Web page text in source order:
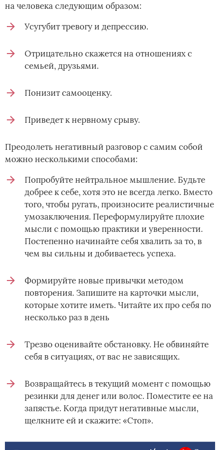
на человека следующим образом:
Усугубит тревогу и депрессию.
Отрицательно скажется на отношениях с
семьей, друзьями.
Понизит самооценку.
Приведет к нервному срыву.
Преодолеть негативный разговор с самим собой
можно несколькими способами:
Попробуйте нейтральное мышление. Будьте
добрее к себе, хотя это не всегда легко. Вместо
того, чтобы ругать, произносите реалистичные
умозаключения. Переформулируйте плохие
мысли с помощью практики и уверенности.
Постепенно начинайте себя хвалить за то, в
чем вы сильны и добиваетесь успеха.
Формируйте новые привычки методом
повторения. Запишите на карточки мысли,
которые хотите иметь. Читайте их про себя по
несколько раз в день
Трезво оценивайте обстановку. Не обвиняйте
себя в ситуациях, от вас не зависящих.
Возвращайтесь в текущий момент с помощью
резинки для денег или волос. Поместите ее на
запястье. Когда придут негативные мысли,
щелкните ей и скажите: «Стоп».